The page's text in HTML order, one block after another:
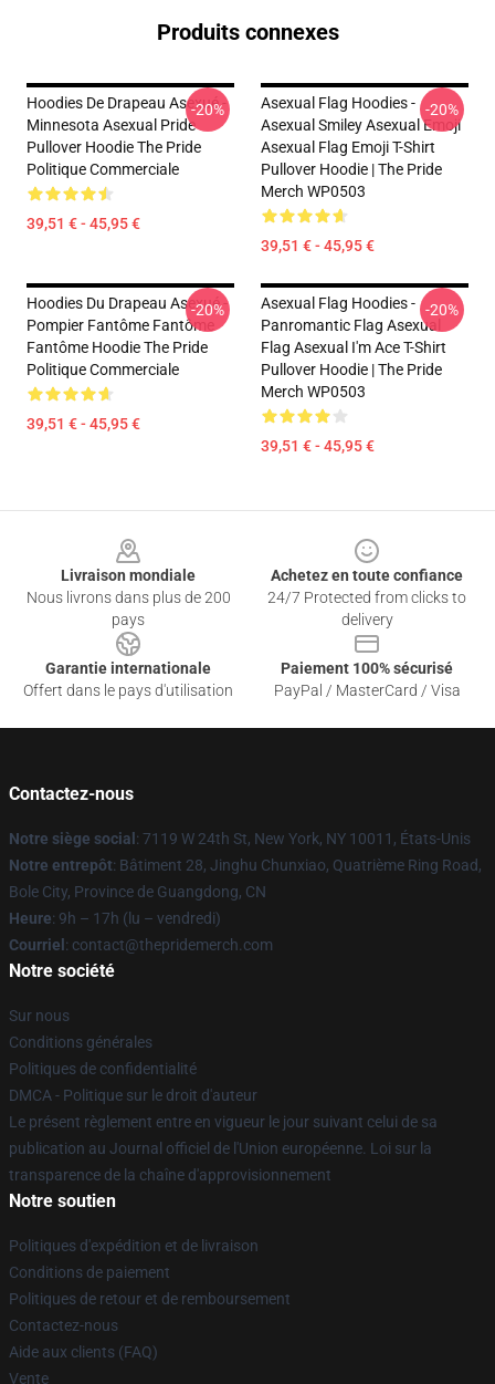
Produits connexes
Hoodies De Drapeau Asexué -
Minnesota Asexual Pride
Pullover Hoodie The Pride
Politique Commerciale
39,51 € - 45,95 €
-20%
Asexual Flag Hoodies -
Asexual Smiley Asexual Emoji
Asexual Flag Emoji T-Shirt
Pullover Hoodie | The Pride
Merch WP0503
39,51 € - 45,95 €
-20%
Hoodies Du Drapeau Asexué -
Pompier Fantôme Fantôme
Fantôme Hoodie The Pride
Politique Commerciale
39,51 € - 45,95 €
-20%
Asexual Flag Hoodies -
Panromantic Flag Asexual
Flag Asexual I'm Ace T-Shirt
Pullover Hoodie | The Pride
Merch WP0503
39,51 € - 45,95 €
-20%
Livraison mondiale
Nous livrons dans plus de 200
pays
Achetez en toute confiance
24/7 Protected from clicks to
delivery
Garantie internationale
Offert dans le pays d'utilisation
Paiement 100% sécurisé
PayPal / MasterCard / Visa
Contactez-nous
Notre siège social : 7119 W 24th St, New York, NY 10011, États-Unis
Notre entrepôt: Bâtiment 28, Jinghu Chunxiao, Quatrième Ring Road,
Bole City, Province de Guangdong, CN
Heure: 9h – 17h (lu – vendredi)
Courriel : contact@thepridemerch.com
Notre société
Sur nous
Conditions générales
Politiques de confidentialité
DMCA - Politique sur le droit d'auteur
Le présent règlement entre en vigueur le jour suivant celui de sa
publication au Journal officiel de l'Union européenne. Loi sur la
transparence de la chaîne d'approvisionnement
Notre soutien
Politiques d'expédition et de livraison
Conditions de paiement
Politiques de retour et de remboursement
Contactez-nous
Aide aux clients (FAQ)
Vente